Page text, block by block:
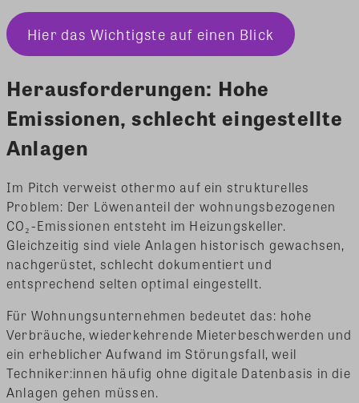
Hier das Wichtigste auf einen Blick
Herausforderungen: Hohe
Emissionen, schlecht eingestellte
Anlagen
Im Pitch verweist othermo auf ein strukturelles
Problem: Der Löwenanteil der wohnungsbezogenen
CO₂-Emissionen entsteht im Heizungskeller.
Gleichzeitig sind viele Anlagen historisch gewachsen,
nachgerüstet, schlecht dokumentiert und
entsprechend selten optimal eingestellt.
Für Wohnungsunternehmen bedeutet das: hohe
Verbräuche, wiederkehrende Mieterbeschwerden und
ein erheblicher Aufwand im Störungsfall, weil
Techniker:innen häufig ohne digitale Datenbasis in die
Anlagen gehen müssen.